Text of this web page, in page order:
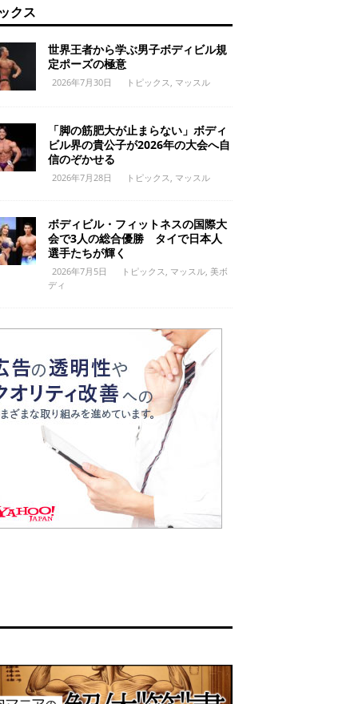
クス
世界王者から学ぶ男子ボディビル規
定ポーズの極意
2026年7月30日 トピックス マッスル
「脚の筋肥大が止まらない」ボディ
ビル界の貴公子が2026年の大会へ自
信のぞかせる
2026年7月28日 トピックス マッスル
ボディビル・フィットネスの国際大
会で3人の総合優勝 タイで日本人
選手たちが輝く
2026年7月5日 トピックス マッスル, 美ボ
ディ